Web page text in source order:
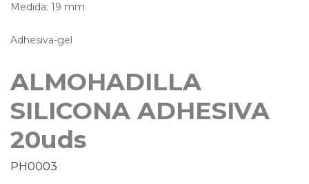
Medida: 19 mm
Adhesiva-gel
ALMOHADILLA
SILICONA ADHESIVA
20uds
PH0003